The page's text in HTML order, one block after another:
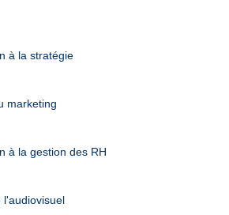
à la stratégie
marketing
à la gestion des RH
l'audiovisuel